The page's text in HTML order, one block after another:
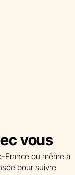
vous
France ou même à
pour suivre